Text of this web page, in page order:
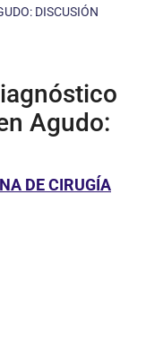
DISCUSIÓN
Agudo:
DE CIRUGÍA